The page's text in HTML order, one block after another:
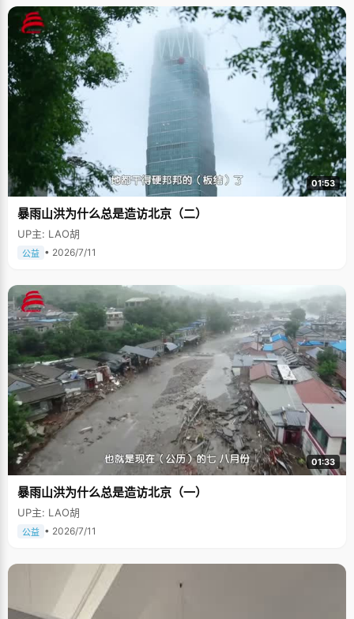
01:53
暴雨山洪为什么总是造访北京（二）
UP主: LAO胡
公益 • 2026/7/11
01:33
暴雨山洪为什么总是造访北京（一）
UP主: LAO胡
公益 • 2026/7/11